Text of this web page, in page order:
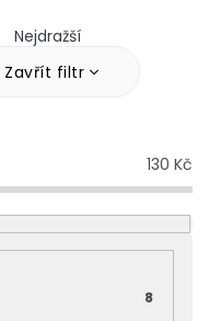
Nejdražší
Zavřít filtr
130 Kč
8